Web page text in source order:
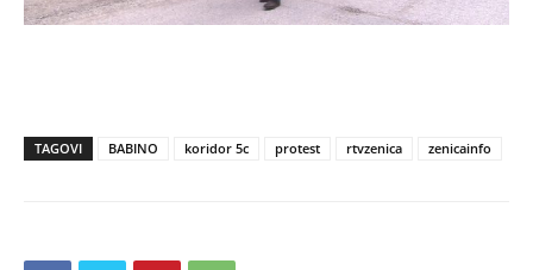
TAGOVI BABINO koridor 5c protest rtvzenica zenicainfo